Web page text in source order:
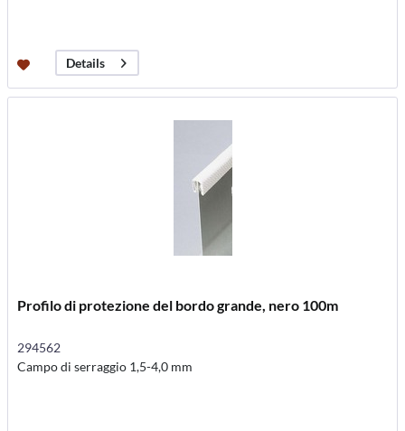
Details
Profilo di protezione del bordo grande, nero 100m
294562
Campo di serraggio 1,5-4,0 mm